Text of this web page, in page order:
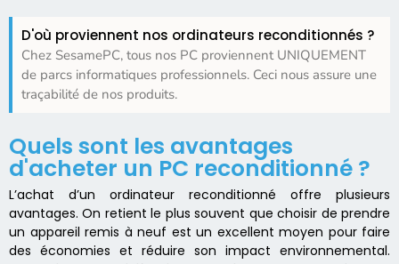
D'où proviennent nos ordinateurs reconditionnés ?
Chez SesamePC, tous nos PC proviennent UNIQUEMENT
de parcs informatiques professionnels. Ceci nous assure une
traçabilité de nos produits.
Quels sont les avantages
d'acheter un PC reconditionné ?
L’achat d’un ordinateur reconditionné offre plusieurs
avantages. On retient le plus souvent que choisir de prendre
un appareil remis à neuf est un excellent moyen pour faire
des économies et réduire son impact environnemental.